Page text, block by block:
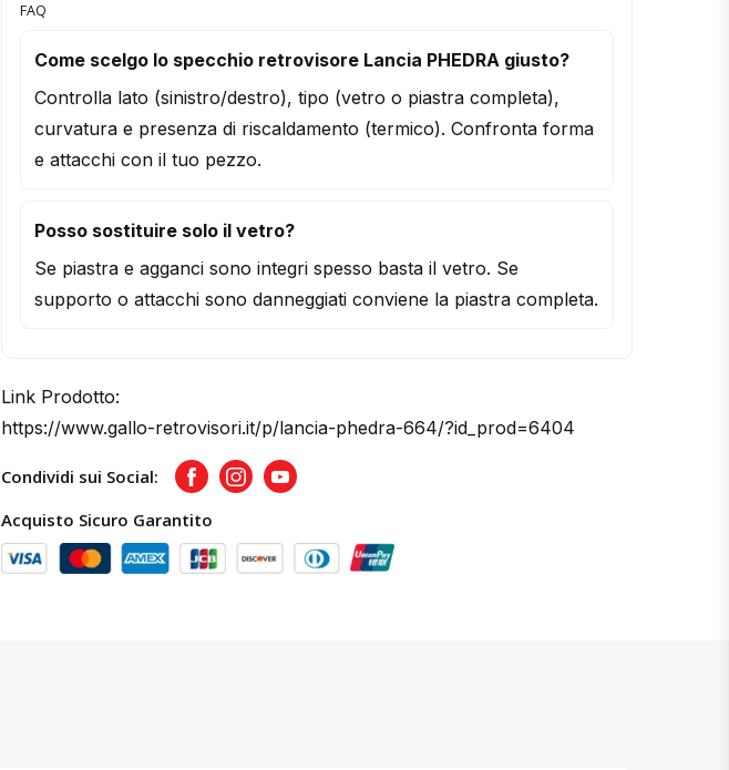
FAQ
Come scelgo lo specchio retrovisore Lancia PHEDRA giusto?
Controlla lato (sinistro/destro), tipo (vetro o piastra completa),
curvatura e presenza di riscaldamento (termico). Confronta forma
e attacchi con il tuo pezzo.
Posso sostituire solo il vetro?
Se piastra e agganci sono integri spesso basta il vetro. Se
supporto o attacchi sono danneggiati conviene la piastra completa.
Link Prodotto:
https://www.gallo-retrovisori.it/p/lancia-phedra-664/?id_prod=6404
Condividi sui Social: FacebookInstagramYoutube
Acquisto Sicuro Garantito